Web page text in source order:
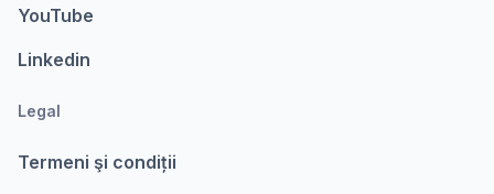
YouTube
Linkedin
Legal
Termeni şi condiții